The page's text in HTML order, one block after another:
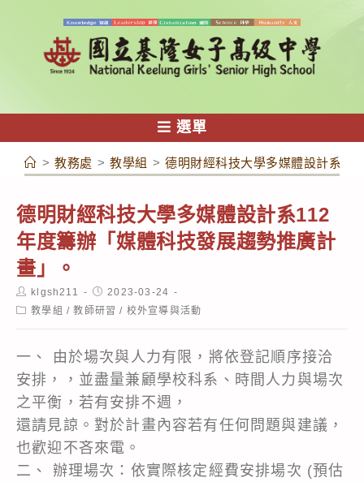
容
選單
> 教務處 > 教學組 > 德明財經科技大學多媒體設計系
德明財經科技大學多媒體設計系112
年度籌辦「媒體科技發展趨勢推廣計
畫」。
Post
author:
klgsh211
Post
published:
2023-03-24
Post教學組 / 教師研習 / 校外宣導與活動
一、 由於場次與人力有限，將依登記順序接洽
安排，，並盡量兼顧學校科系、時間人力與場次
之平衡，若有安排不週，
還請見諒。對於計畫內容若有任何問題與建議，
也歡迎不吝來電。
二、 辦理場次：依實際核定經費安排場次 (預估